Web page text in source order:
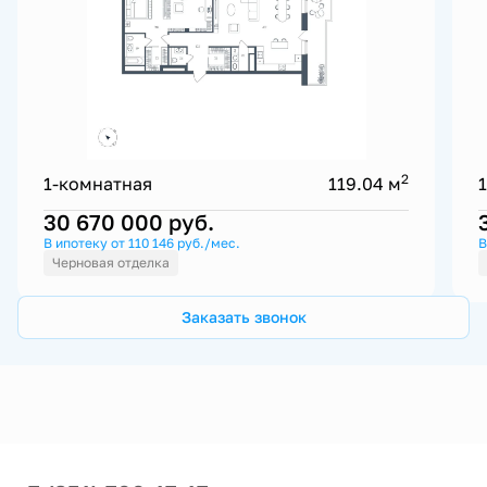
1-комнатная 119.04 м2
30 670 000 руб.
В ипотеку от 110 146 руб./мес.
Черновая отделка
Заказать звонок